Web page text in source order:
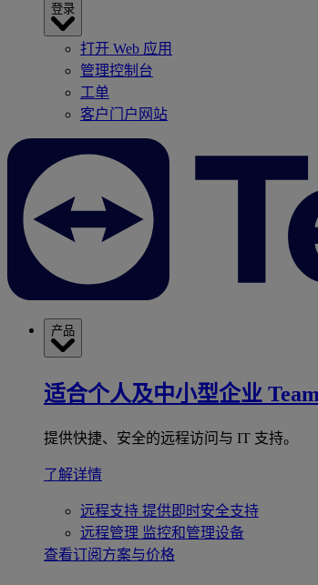
登录
打开 Web 应用
管理控制台
工单
客户门户网站
产品
适合个人及中小型企业
提供快捷、安全的远程访问与 IT 支持。
了解详情
远程支持 提供即时安全支持
远程管理 监控和管理设备
查看订阅方案与价格